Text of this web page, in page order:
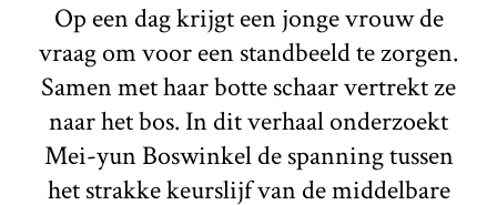
Op een dag krijgt een jonge vrouw de
vraag om voor een standbeeld te zorgen.
Samen met haar botte schaar vertrekt ze
naar het bos. In dit verhaal onderzoekt
Mei-yun Boswinkel de spanning tussen
het strakke keurslijf van de middelbare